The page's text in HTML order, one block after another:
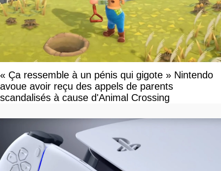
« Ça ressemble à un pénis qui gigote » Nintendo
avoue avoir reçu des appels de parents
scandalisés à cause d'Animal Crossing